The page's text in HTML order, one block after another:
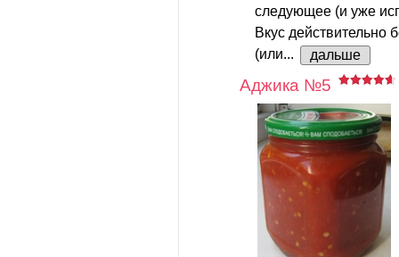
следующее (и уже
Вкус
(или...
дальше
Аджика №5